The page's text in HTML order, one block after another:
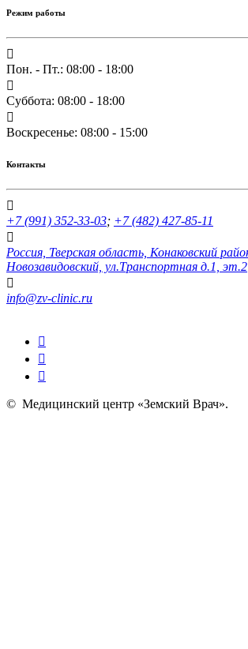
Режим работы
Пон. - Пт.: 08:00 - 18:00
Суббота: 08:00 - 18:00
Воскресенье: 08:00 - 15:00
Контакты
+7 (991) 352-33-03; +7 (482) 427-85-11
Россия, Тверская область, Конаковский
Новозавидовский, ул.Транспортная д.1, эт.2
info@zv-clinic.ru
© Медицинский центр «Земский Врач».